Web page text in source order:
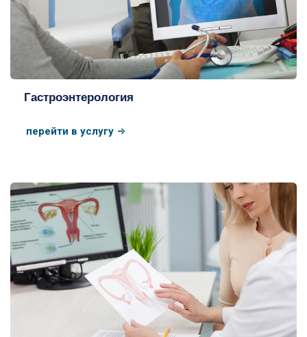
Гастроэнтерология
перейти в услугу